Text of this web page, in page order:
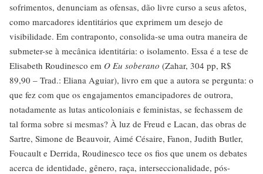
sofrimentos, denunciam as ofensas, dão livre curso a seus afetos,
como marcadores identitários que exprimem um desejo de
visibilidade. Em contraponto, consolida-se uma outra maneira de
submeter-se à mecânica identitária: o isolamento. Essa é a tese de
Elisabeth Roudinesco em O Eu soberano (Zahar, 304 pp, R$
89,90 – Trad.: Eliana Aguiar), livro em que a autora se pergunta: o
que fez com que os engajamentos emancipadores de outrora,
notadamente as lutas anticoloniais e feministas, se fechassem de
tal forma sobre si mesmas? À luz de Freud e Lacan, das obras de
Sartre, Simone de Beauvoir, Aimé Césaire, Fanon, Judith Butler,
Foucault e Derrida, Roudinesco tece os fios que unem os debates
acerca de identidade, gênero, raça, interseccionalidade, pós-